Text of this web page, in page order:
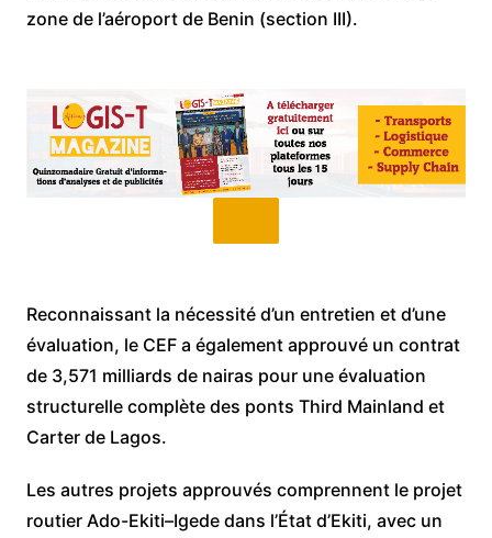
zone de l’aéroport de Benin (section III).
Reconnaissant la nécessité d’un entretien et d’une
évaluation, le CEF a également approuvé un contrat
de 3,571 milliards de nairas pour une évaluation
structurelle complète des ponts Third Mainland et
Carter de Lagos.
Les autres projets approuvés comprennent le projet
routier Ado-Ekiti–Igede dans l’État d’Ekiti, avec un